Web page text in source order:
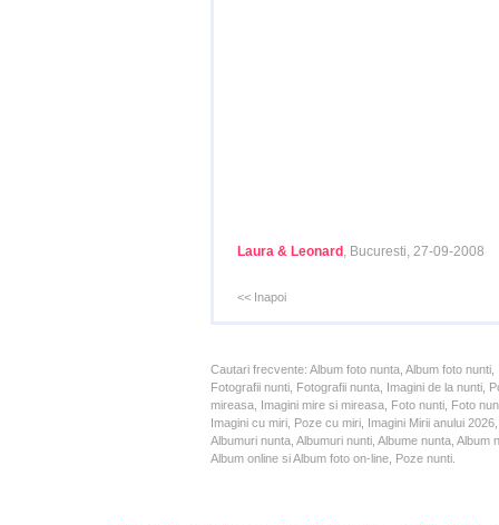
Laura & Leonard , Bucuresti, 27-09-2008
<< Inapoi
Cautari frecvente: Album foto nunta, Album foto
Fotografii nunti, Fotografii nunta, Imagini de la nunti,
mireasa, Imagini mire si mireasa, Foto nunti, Foto
Imagini cu miri, Poze cu miri, Imagini Mirii anului
Albumuri nunta, Albumuri nunti, Albume nunta,
Album online si Album foto on-line, Poze nunti.